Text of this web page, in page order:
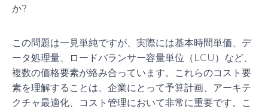
か?
この問題は一見単純ですが、実際には基本時間単価、デ
ータ処理量、ロードバランサー容量単位（LCU）など、
複数の価格要素が絡み合っています。これらのコスト要
素を理解することは、企業にとって予算計画、アーキテ
クチャ最適化、コスト管理において非常に重要です。こ